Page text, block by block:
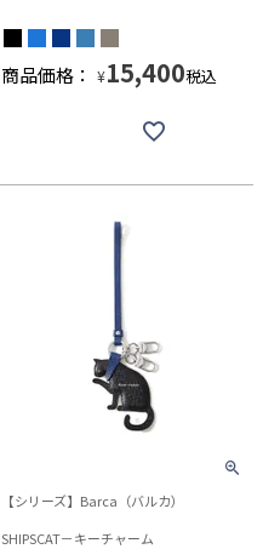
商品価格： ¥15,400税込
【シリーズ】Barca（バルカ）
SHIPSCAT－キーチャーム